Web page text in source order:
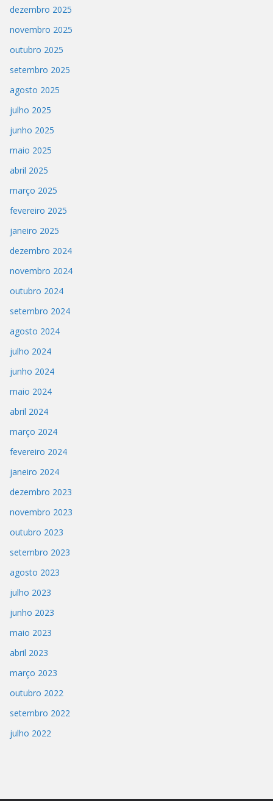
dezembro 2025
novembro 2025
outubro 2025
setembro 2025
agosto 2025
julho 2025
junho 2025
maio 2025
abril 2025
março 2025
fevereiro 2025
janeiro 2025
dezembro 2024
novembro 2024
outubro 2024
setembro 2024
agosto 2024
julho 2024
junho 2024
maio 2024
abril 2024
março 2024
fevereiro 2024
janeiro 2024
dezembro 2023
novembro 2023
outubro 2023
setembro 2023
agosto 2023
julho 2023
junho 2023
maio 2023
abril 2023
março 2023
outubro 2022
setembro 2022
julho 2022